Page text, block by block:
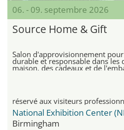
06. - 09. septembre 2026
Source Home & Gift
Salon d'approvisionnement
durable et responsable dans les
maison, des cadeaux et de
réservé aux visiteurs
National Exhibition Center
Birmingham